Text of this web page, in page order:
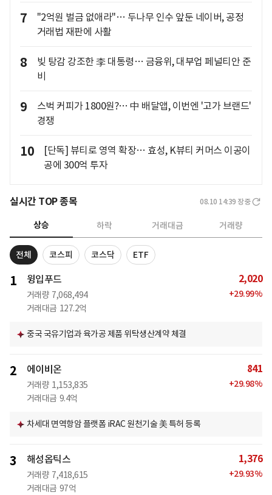
7
"2억원 벌금 없애라"… 두나무 인수 앞둔 네이버, 공정
거래법 재판에 사활
8
빚 탕감 강조한 李 대통령… 금융위, 대부업 페널티안 준
비
9
스벅 커피가 1800원?… 中 배달앱, 이번엔 '고가 브랜드'
경쟁
10
[단독] 뷰티로 영역 확장… 효성, K뷰티 커머스 이공이
공에 300억 투자
실시간 TOP 종목 08.10 14:39 장중
상승 하락 거래대금 거래량
전체 코스피 코스닥 ETF
1 윙입푸드
거래량 7,068,494
거래대금 127.2억
2,020
+29.99%
중국 국유기업과 육가공 제품 위탁생산계약 체결
2 에이비온
거래량 1,153,835
거래대금 9.4억
841
+29.98%
차세대 면역항암 플랫폼 iRAC 원천기술 美 특허 등록
3 해성옵틱스
거래량 7,418,615
거래대금 97억
1,376
+29.93%